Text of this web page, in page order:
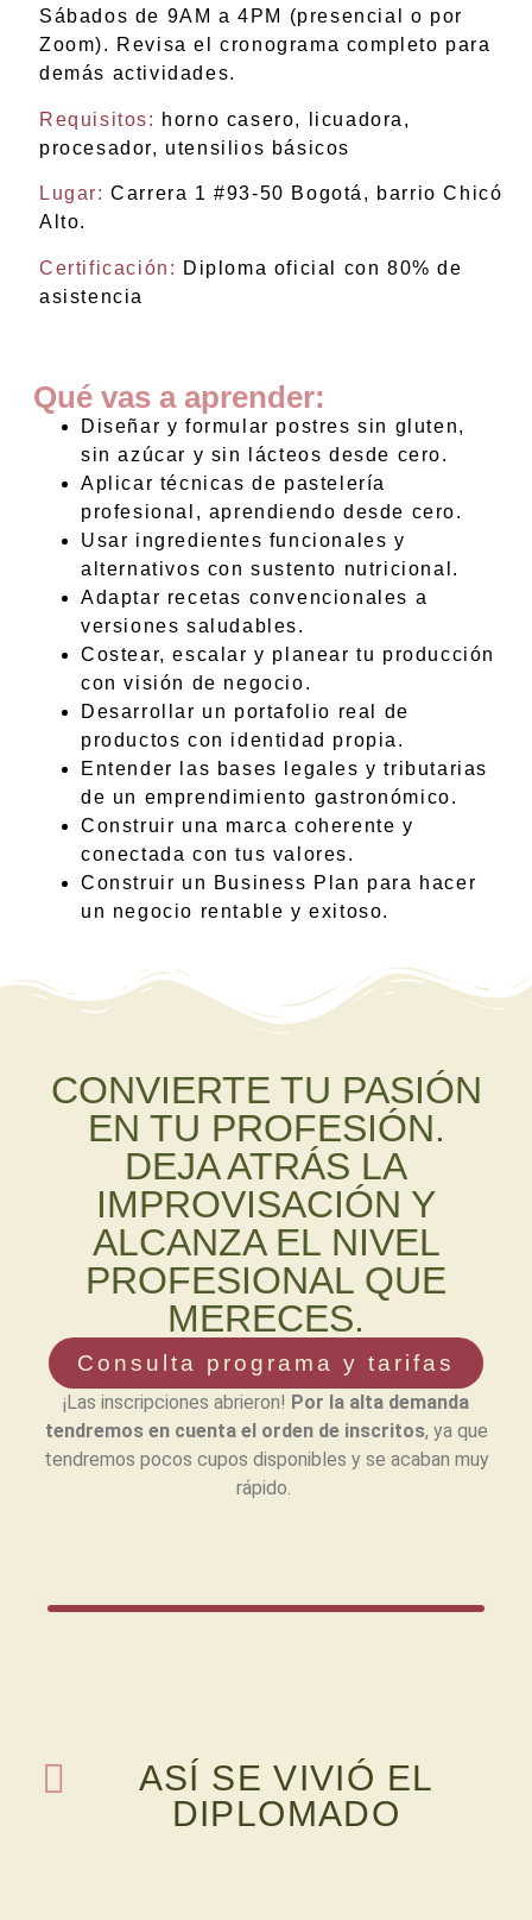
Sábados de 9AM a 4PM (presencial o por
Zoom). Revisa el cronograma completo para
demás actividades.
Requisitos: horno casero, licuadora,
procesador, utensilios básicos
Lugar:Carrera 1 #93-50 Bogotá, barrio Chicó
Alto.
Certificación: Diploma oficial con 80% de
asistencia
Qué vas a aprender:
Diseñar y formular postres sin gluten,
sin azúcar y sin lácteos desde cero.
Aplicar técnicas de pastelería
profesional, aprendiendo desde cero.
Usar ingredientes funcionales y
alternativos con sustento nutricional.
Adaptar recetas convencionales a
versiones saludables.
Costear, escalar y planear tu producción
con visión de negocio.
Desarrollar un portafolio real de
productos con identidad propia.
Entender las bases legales y tributarias
de un emprendimiento gastronómico.
Construir una marca coherente y
conectada con tus valores.
Construir un Business Plan para hacer
un negocio rentable y exitoso.
CONVIERTE TU PASIÓN
EN TU PROFESIÓN.
DEJA ATRÁS LA
IMPROVISACIÓN Y
ALCANZA EL NIVEL
PROFESIONAL QUE
MERECES.
Consulta programa y tarifas
¡Las inscripciones abrieron! Por la alta demanda
tendremos en cuenta el orden de inscritos, ya que
tendremos pocos cupos disponibles y se acaban muy
rápido.
ASÍ SE VIVIÓ EL
DIPLOMADO